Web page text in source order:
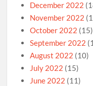
December 2022
November 2022
October 2022 (15)
September 2022
August 2022 (10)
July 2022 (15)
June 2022 (11)